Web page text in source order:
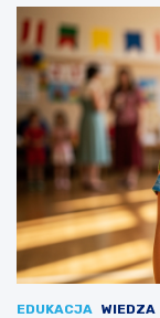
EDUKACJA WIEDZA